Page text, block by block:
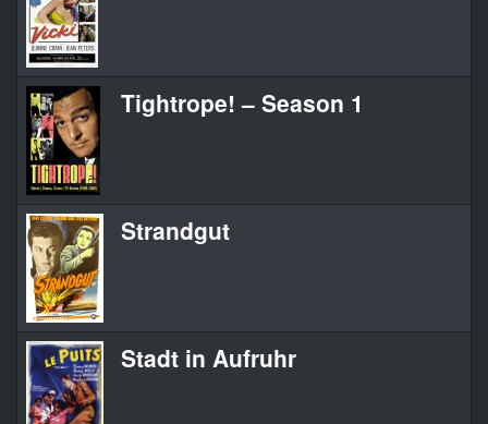
Tightrope! – Season 1
Strandgut
Stadt in Aufruhr